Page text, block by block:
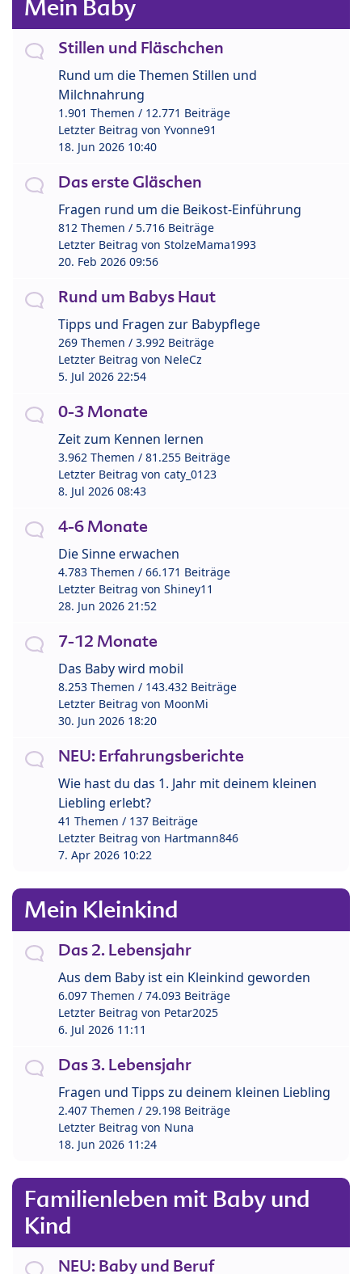
Mein Baby
Stillen und Fläschchen
Rund um die Themen Stillen und
Milchnahrung
1.901 Themen / 12.771 Beiträge
Letzter Beitrag von Yvonne91
18. Jun 2026 10:40
Das erste Gläschen
Fragen rund um die Beikost-Einführung
812 Themen / 5.716 Beiträge
Letzter Beitrag von StolzeMama1993
20. Feb 2026 09:56
Rund um Babys Haut
Tipps und Fragen zur Babypflege
269 Themen / 3.992 Beiträge
Letzter Beitrag von NeleCz
5. Jul 2026 22:54
0-3 Monate
Zeit zum Kennen lernen
3.962 Themen / 81.255 Beiträge
Letzter Beitrag von caty_0123
8. Jul 2026 08:43
4-6 Monate
Die Sinne erwachen
4.783 Themen / 66.171 Beiträge
Letzter Beitrag von Shiney11
28. Jun 2026 21:52
7-12 Monate
Das Baby wird mobil
8.253 Themen / 143.432 Beiträge
Letzter Beitrag von MoonMi
30. Jun 2026 18:20
NEU: Erfahrungsberichte
Wie hast du das 1. Jahr mit deinem kleinen
Liebling erlebt?
41 Themen / 137 Beiträge
Letzter Beitrag von Hartmann846
7. Apr 2026 10:22
Mein Kleinkind
Das 2. Lebensjahr
Aus dem Baby ist ein Kleinkind geworden
6.097 Themen / 74.093 Beiträge
Letzter Beitrag von Petar2025
6. Jul 2026 11:11
Das 3. Lebensjahr
Fragen und Tipps zu deinem kleinen Liebling
2.407 Themen / 29.198 Beiträge
Letzter Beitrag von Nuna
18. Jun 2026 11:24
Familienleben mit Baby und
Kind
NEU: Baby und Beruf